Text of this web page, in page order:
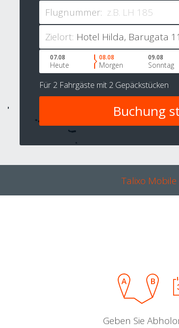
Flugnummer:
Zielort:
07.08
Heute
08.08
Morgen
09.08
Sonntag
Für 2 Fahrgäste mit 2 Gepäckstücken
Talixo Mobile
Geben Sie